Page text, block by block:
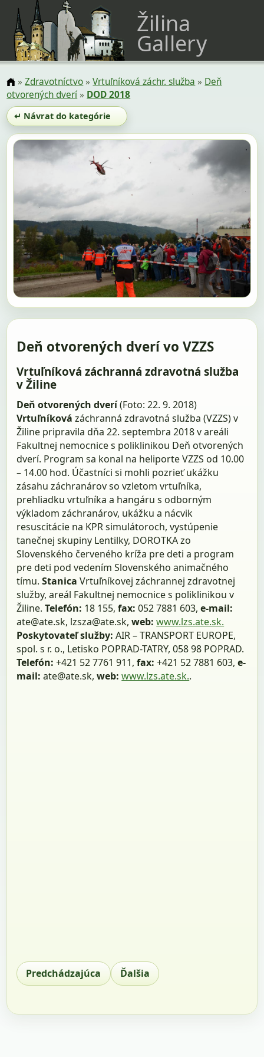
Žilina
Gallery
»Zdravotníctvo»Vrtuľníková záchr. služba » Deň
otvorených dverí» DOD 2018
↵ Návrat do kategórie
Deň otvorených dverí vo VZZS
Vrtuľníková záchranná zdravotná služba
v Žiline
Deň otvorených dverí(Foto: 22. 9. 2018)
Vrtuľníková záchranná zdravotná služba (VZZS) v
Žiline pripravila dňa 22. septembra 2018 v areáli
Fakultnej nemocnice s poliklinikou Deň otvorených
dverí. Program sa konal na heliporte VZZS od 10.00
– 14.00 hod. Účastníci si mohli pozrieť ukážku
zásahu záchranárov so vzletom vrtuľníka,
prehliadku vrtuľníka a hangáru s odborným
výkladom záchranárov, ukážku a nácvik
resuscitácie na KPR simulátoroch, vystúpenie
tanečnej skupiny Lentilky, DOROTKA zo
Slovenského červeného kríža pre deti a program
pre deti pod vedením Slovenského animačného
tímu.Stanica Vrtuľníkovej záchrannej zdravotnej
služby, areál Fakultnej nemocnice s poliklinikou v
Žiline.Telefón: 18 155,fax: 052 7881 603,e-mail:
ate@ate.sk, lzsza@ate.sk,web: www.lzs.ate.sk.
Poskytovateľ služby: AIR – TRANSPORT EUROPE,
spol. s r. o., Letisko POPRAD-TATRY, 058 98 POPRAD.
Telefón: +421 52 7761 911,fax:+421 52 7881 603,e-
mail: ate@ate.sk,web: www.lzs.ate.sk..
Predchádzajúca Ďalšia